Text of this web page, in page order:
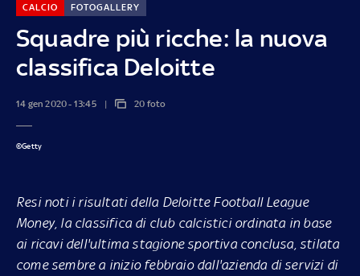
Squadre più ricche: la nuova
classifica Deloitte
CALCIO FOTOGALLERY
14 gen 2020 - 13:45 20 foto
©Getty
Resi noti i risultati della Deloitte Football League
Money, la classifica di club calcistici ordinata in base
ai ricavi dell'ultima stagione sportiva conclusa, stilata
come sembre a inizio febbraio dall'azienda di servizi di